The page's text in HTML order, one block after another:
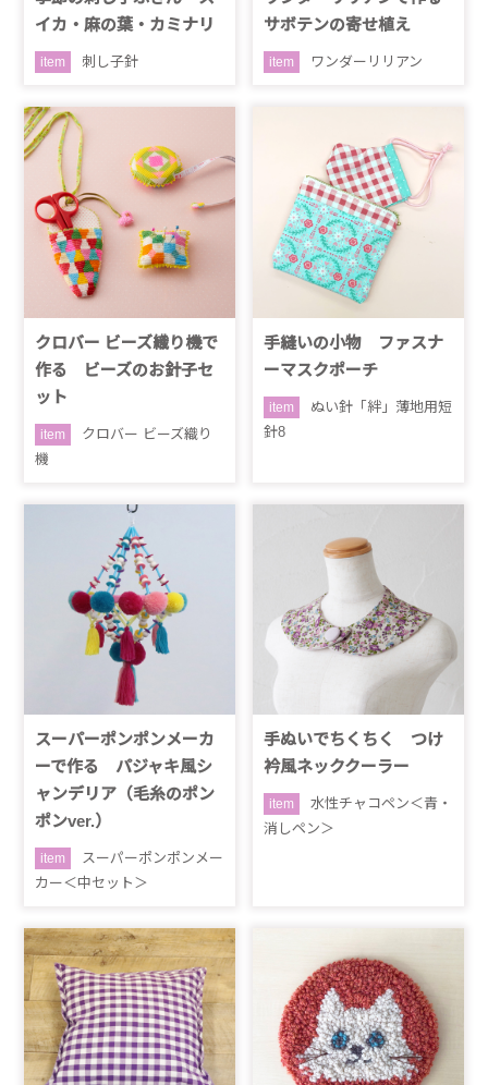
イカ・麻の葉・カミナリ
item 刺し子針
サボテンの寄せ植え
item ワンダーリリアン
クロバー ビーズ織り機で
作る ビーズのお針子セ
ット
item
クロバー ビーズ織り
機
手縫いの小物 ファスナ
ーマスクポーチ
item
ぬい針「絆」薄地用短
針8
スーパーポンポンメーカ
ーで作る パジャキ風シ
ャンデリア（毛糸のポン
ポンver.）
item
スーパーポンポンメー
カー＜中セット＞
手ぬいでちくちく つけ
衿風ネッククーラー
item
水性チャコペン＜青・
消しペン＞